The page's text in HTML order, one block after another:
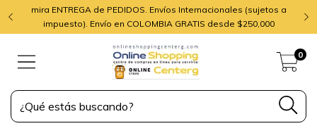
mira ENTREGA de PEDIDOS. Envíos Internacionales (sujetos a
impuesto). Envío en COLOMBIA GRATIS desde $250,000
0